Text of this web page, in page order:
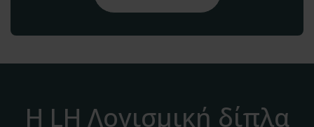
Η LH Λογισμική δίπλα